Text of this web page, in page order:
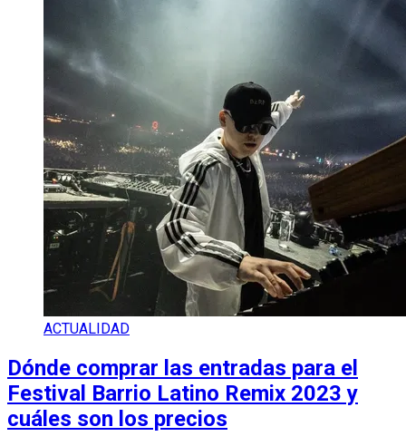
ACTUALIDAD
Dónde comprar las entradas para el
Festival Barrio Latino Remix 2023 y
cuáles son los precios